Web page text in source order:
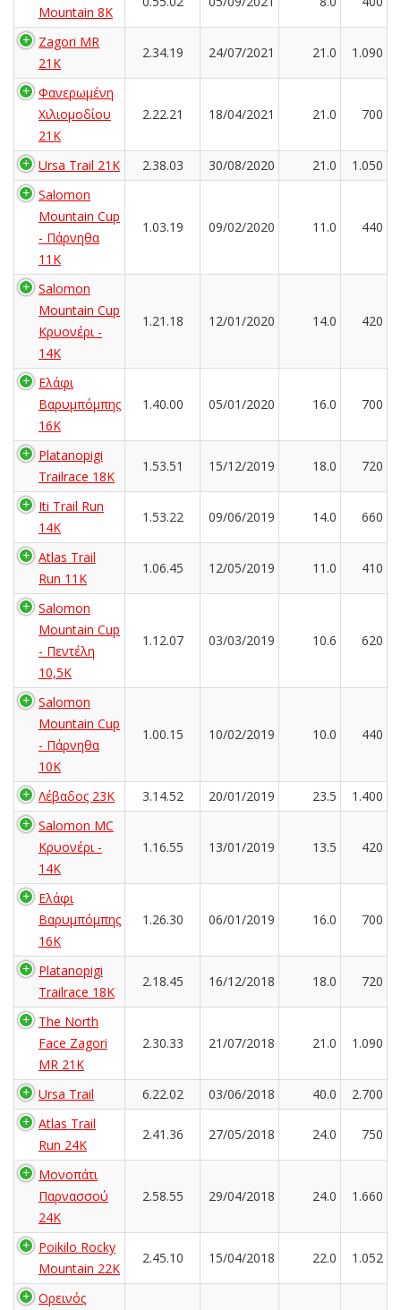
Mountain 8K
Zagori MR
21K
2.34.19 24/07/2021 21.0 1.090
Φανερωμένη
Χιλιομοδίου
21Κ
2.22.21 18/04/2021 21.0 700
Ursa Trail 21K 2.38.03 30/08/2020 21.0
1.050
Salomon
Mountain Cup
- Πάρνηθα
11Κ
1.03.19 09/02/2020 11.0 440
Salomon
Mountain Cup
Κρυονέρι -
14K
1.21.18 12/01/2020 14.0 420
Ελάφι
Βαρυμπόμπης
16K
1.40.00 05/01/2020 16.0 700
Platanopigi
Trailrace 18K
1.53.51 15/12/2019 18.0 720
Iti Trail Run
14K
1.53.22 09/06/2019 14.0 660
Atlas Trail
Run 11K
1.06.45 12/05/2019 11.0 410
Salomon
Mountain Cup
- Πεντέλη
10,5Κ
1.12.07 03/03/2019 10.6 620
Salomon
Mountain Cup
- Πάρνηθα
10Κ
1.00.15 10/02/2019 10.0 440
Λέβαδος 23Κ 3.14.52 20/01/2019 23.5
1.400
Salomon MC
Κρυονέρι -
14K
1.16.55 13/01/2019 13.5 420
Ελάφι
Βαρυμπόμπης
16K
1.26.30 06/01/2019 16.0 700
Platanopigi
Trailrace 18K
2.18.45 16/12/2018 18.0 720
The North
Face Zagori
MR 21K
2.30.33 21/07/2018 21.0 1.090
Ursa Trail 6.22.02 03/06/2018 40.0
2.700
Atlas Trail
Run 24K
2.41.36 27/05/2018 24.0 750
Μονοπάτι
Παρνασσού
24K
2.58.55 29/04/2018 24.0 1.660
Poikilo Rocky
Mountain 22K
2.45.10 15/04/2018 22.0 1.052
Ορεινός